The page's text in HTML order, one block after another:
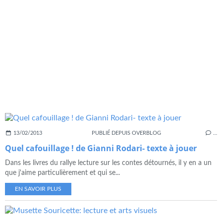
13/02/2013 PUBLIÉ DEPUIS OVERBLOG
Quel cafouillage ! de Gianni Rodari- texte à jouer
Dans les livres du rallye lecture sur les contes détournés, il y en a un
que j'aime particulièrement et qui se...
EN SAVOIR PLUS